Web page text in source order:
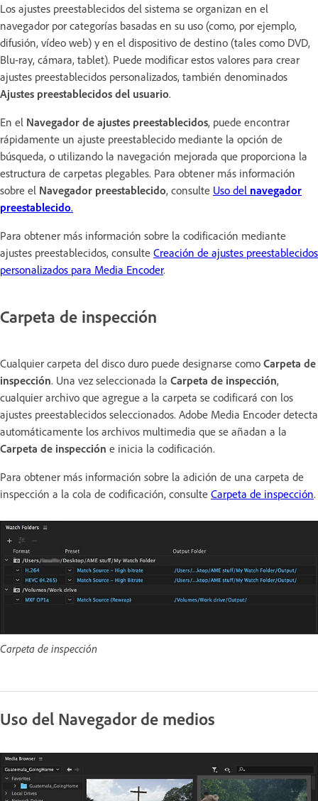
Los ajustes preestablecidos del sistema se organizan en el
navegador por categorías basadas en su uso (como, por ejemplo,
difusión, vídeo web) y en el dispositivo de destino (tales como DVD,
Blu-ray, cámara, tablet). Puede modificar estos valores para crear
ajustes preestablecidos personalizados, también denominados
Ajustes preestablecidos del usuario.
En el Navegador de ajustes preestablecidos, puede encontrar
rápidamente un ajuste preestablecido mediante la opción de
búsqueda, o utilizando la navegación mejorada que proporciona la
estructura de carpetas plegables. Para obtener más información
sobre el Navegador preestablecido, consulte Uso del navegador
preestablecido.
Para obtener más información sobre la codificación mediante
ajustes preestablecidos, consulte Creación de ajustes preestablecidos
personalizados para Media Encoder.
Carpeta de inspección
Cualquier carpeta del disco duro puede designarse como Carpeta de
inspección. Una vez seleccionada la Carpeta de inspección,
cualquier archivo que agregue a la carpeta se codificará con los
ajustes preestablecidos seleccionados. Adobe Media Encoder detecta
automáticamente los archivos multimedia que se añadan a la
Carpeta de inspección e inicia la codificación.
Para obtener más información sobre la adición de una carpeta de
inspección a la cola de codificación, consulte Carpeta de inspección.
Carpeta de inspección
Uso del Navegador de medios